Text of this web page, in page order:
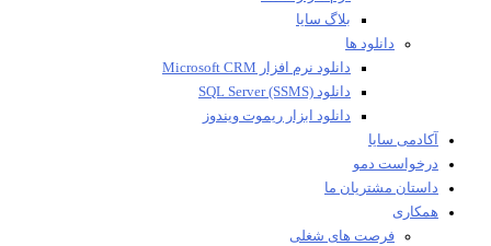
بلاگ سایا
دانلود ها
دانلود نرم افزار Microsoft CRM
دانلود SQL Server (SSMS)
دانلود ابزار ریموت ویندوز
آکادمی سایا
درخواست دمو
داستان مشتریان ما
همکاری
فرصت های شغلی